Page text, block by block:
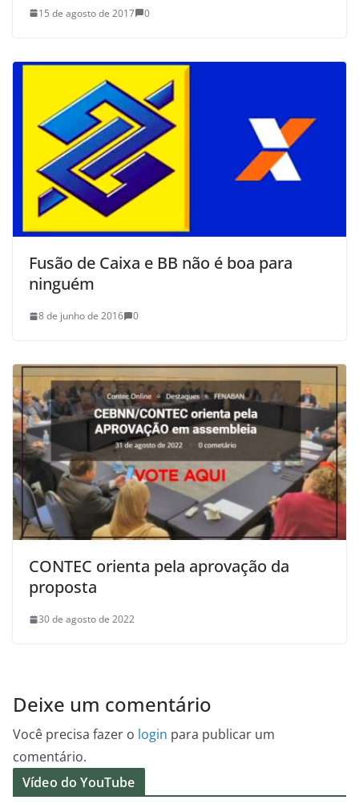
15 de agosto de 2017 0
Fusão de Caixa e BB não é boa para
ninguém
8 de junho de 2016 0
CONTEC orienta pela aprovação da
proposta
30 de agosto de 2022
Deixe um comentário
Você precisa fazer o login para publicar um
comentário.
Vídeo do YouTube